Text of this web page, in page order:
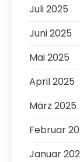
Juli 2025
Juni 2025
Mai 2025
April 2025
März 2025
Februar
Januar